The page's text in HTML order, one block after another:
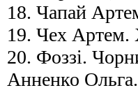
18. Чапай
19. Чех Артем.
20. Фоззі.
Анненко